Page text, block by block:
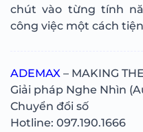
chút vào từng tính
công việc một cách
ADEMAX – MAKING
Giải pháp Nghe Nhìn
Chuyển đổi số
Hotline: 097.190.1666